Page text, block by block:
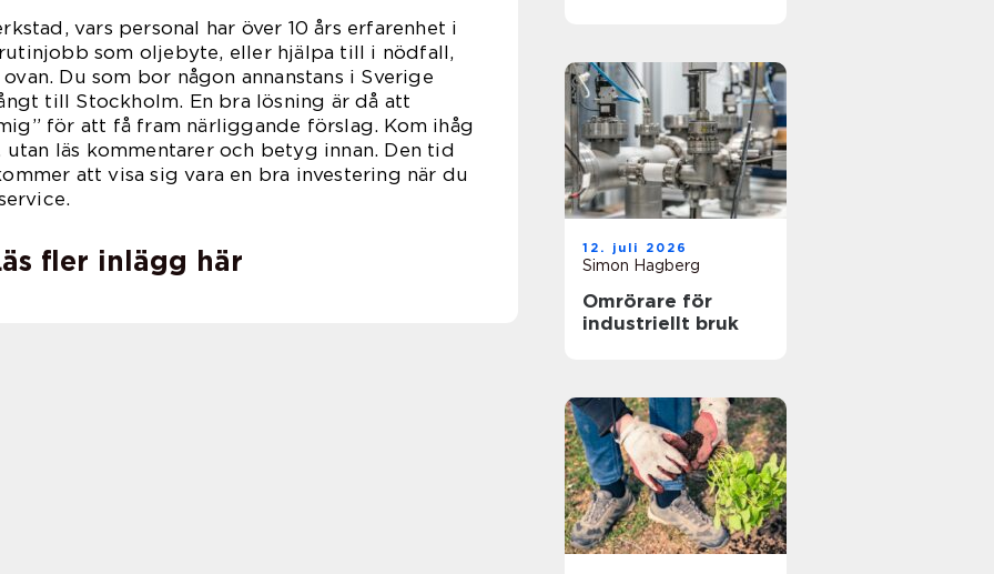
vars personal har över 10 års erfarenhet i
som oljebyte, eller hjälpa till i nödfall,
Du som bor någon annanstans i Sverige
till Stockholm. En bra lösning är då att
för att få fram närliggande förslag. Kom ihåg
läs kommentarer och betyg innan. Den tid
att visa sig vara en bra investering när du
fler inlägg här 12. juli 2026
Simon Hagberg
Omrörare för
industriellt bruk